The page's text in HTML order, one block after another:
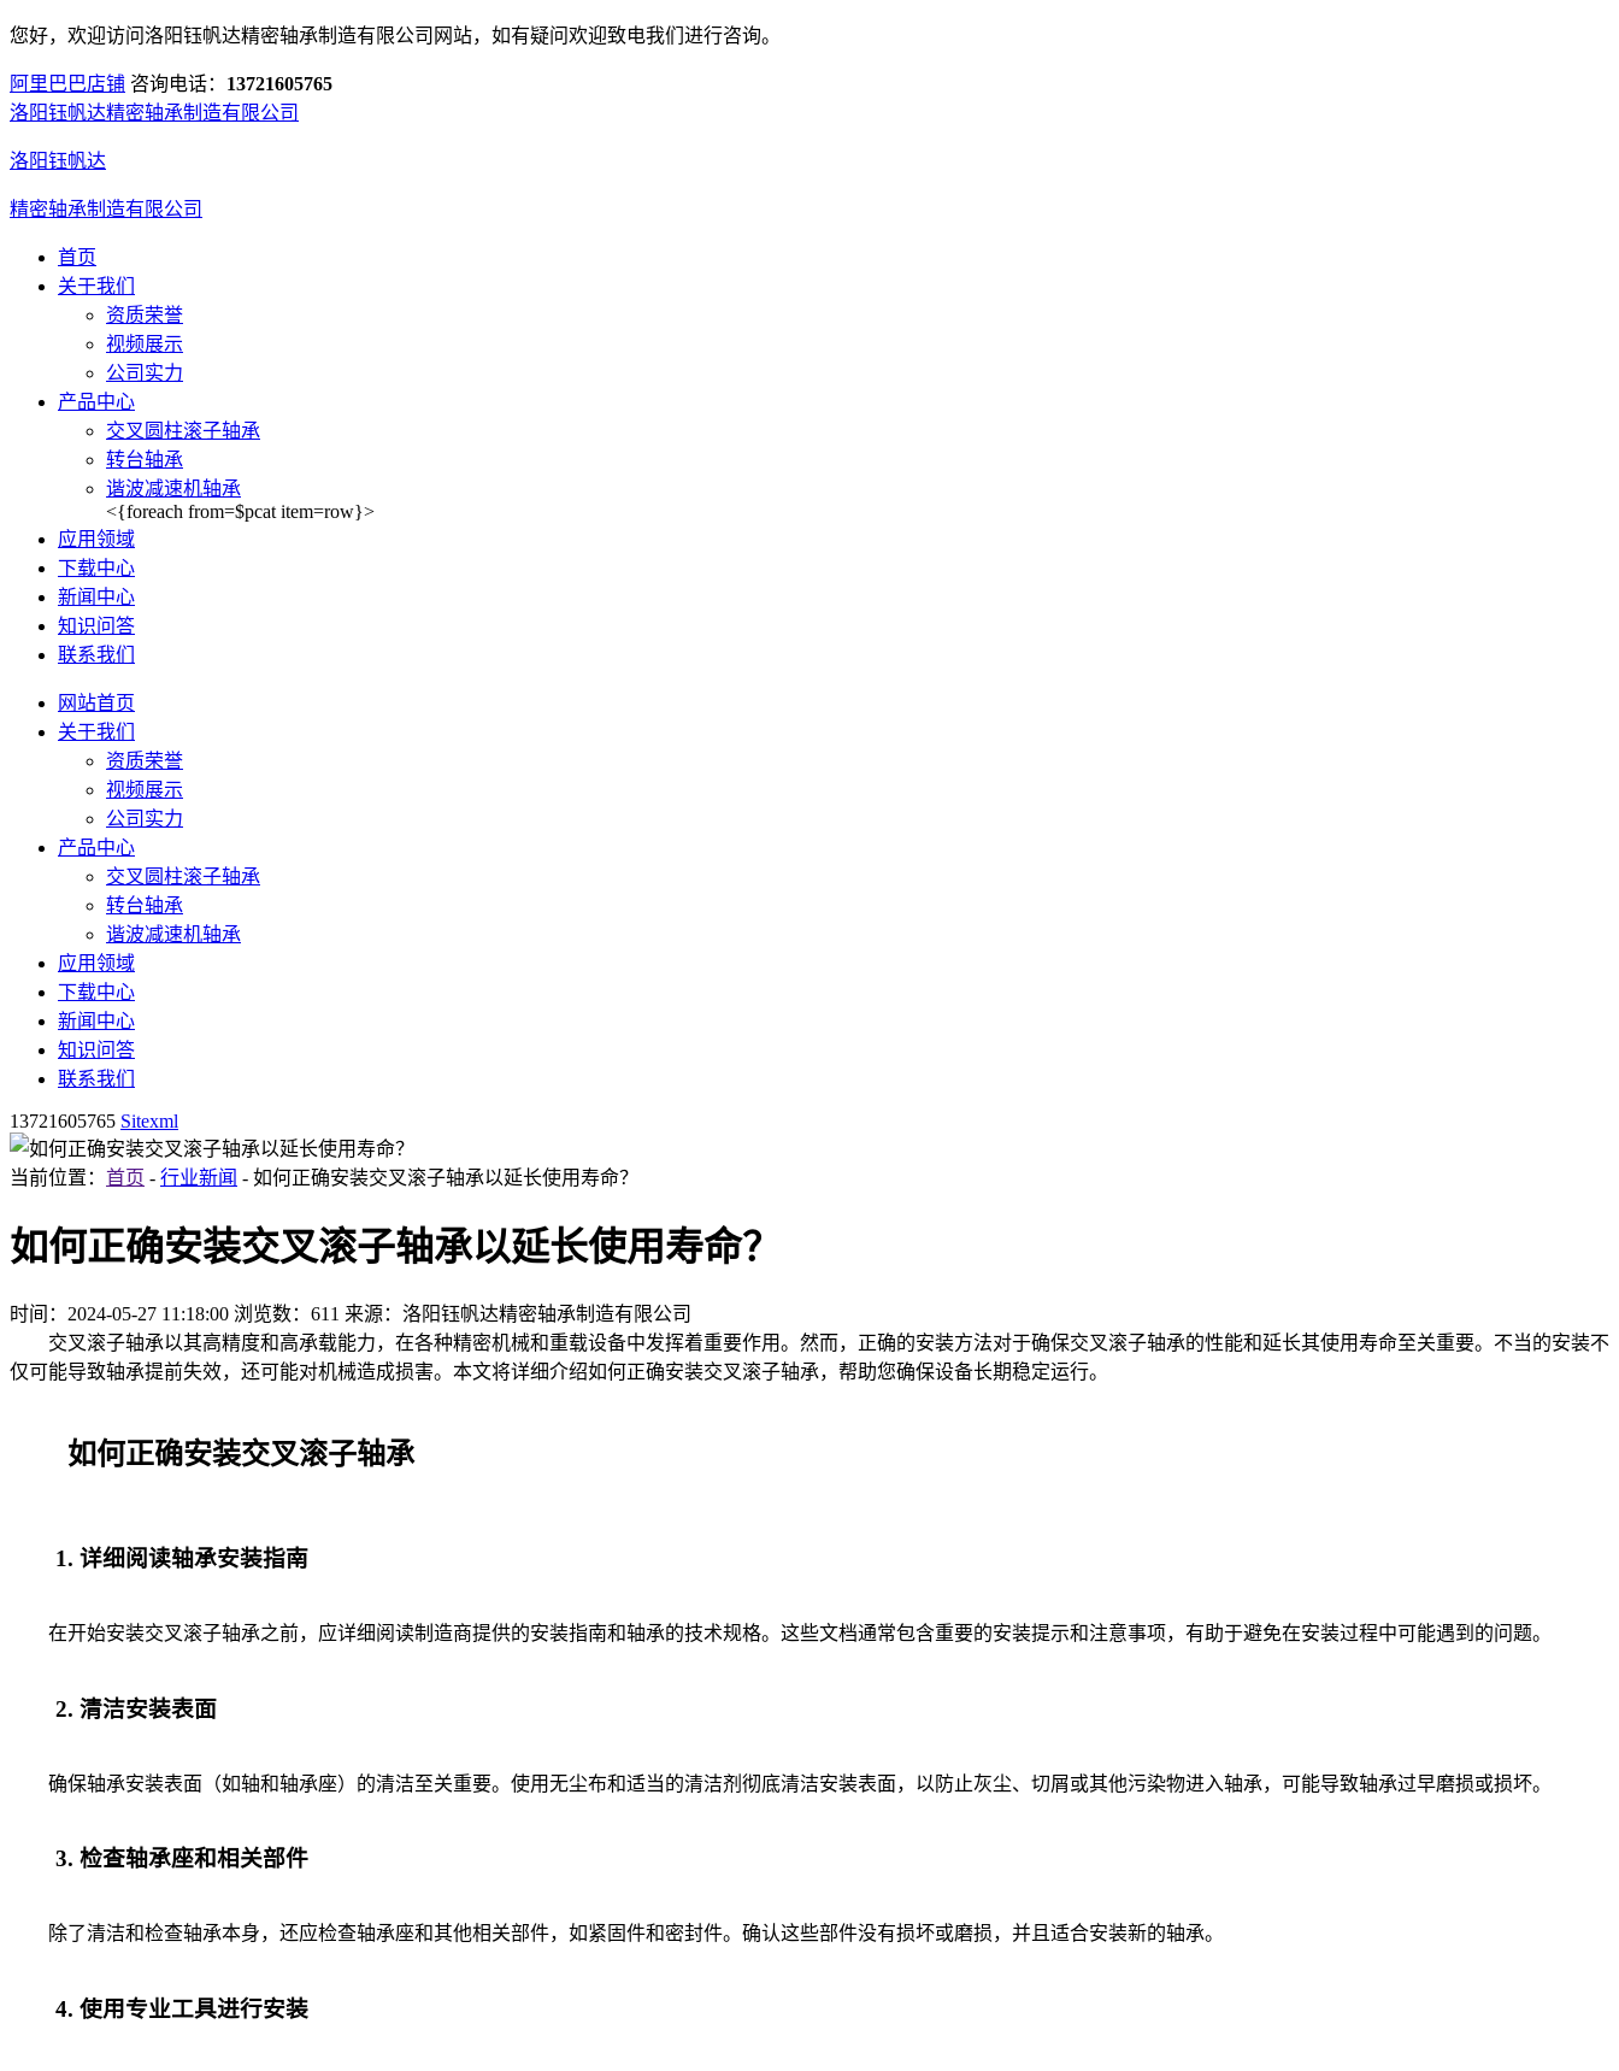
您好，欢迎访问洛阳钰帆达精密轴承制造有限公司网站，如有疑问欢迎致电我们进行咨询。
阿里巴巴店铺 咨询电话： 13721605765
洛阳钰帆达精密轴承制造有限公司
洛阳钰帆达
精密轴承制造有限公司
首页
关于我们
资质荣誉
视频展示
公司实力
产品中心
交叉圆柱滚子轴承
转台轴承
谐波减速机轴承
<{foreach from=$pcat item=row}>
应用领域
下载中心
新闻中心
知识问答
联系我们
网站首页
关于我们
资质荣誉
视频展示
公司实力
产品中心
交叉圆柱滚子轴承
转台轴承
谐波减速机轴承
应用领域
下载中心
新闻中心
知识问答
联系我们
13721605765 Sitexml
当前位置： 首页 - 行业新闻 - 如何正确安装交叉滚子轴承以延长使用寿命？
如何正确安装交叉滚子轴承以延长使用寿命？
时间：2024-05-27 11:18:00 浏览数：611 来源：洛阳钰帆达精密轴承制造有限公司
交叉滚子轴承以其高精度和高承载能力，在各种精密机械和重载设备中发挥着重要作用。然而，正确的安装方法对于确保交叉滚子轴承的性能和延长其使用寿命至关重要。不当的安装不
仅可能导致轴承提前失效，还可能对机械造成损害。本文将详细介绍如何正确安装交叉滚子轴承，帮助您确保设备长期稳定运行。
如何正确安装交叉滚子轴承
1. 详细阅读轴承安装指南
在开始安装交叉滚子轴承之前，应详细阅读制造商提供的安装指南和轴承的技术规格。这些文档通常包含重要的安装提示和注意事项，有助于避免在安装过程中可能遇到的问题。
2. 清洁安装表面
确保轴承安装表面（如轴和轴承座）的清洁至关重要。使用无尘布和适当的清洁剂彻底清洁安装表面，以防止灰尘、切屑或其他污染物进入轴承，可能导致轴承过早磨损或损坏。
3. 检查轴承座和相关部件
除了清洁和检查轴承本身，还应检查轴承座和其他相关部件，如紧固件和密封件。确认这些部件没有损坏或磨损，并且适合安装新的轴承。
4. 使用专业工具进行安装